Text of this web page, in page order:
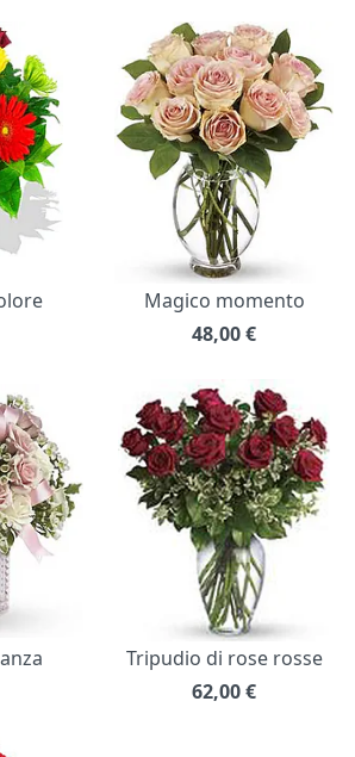
Magico momento
48,00€
Tripudio di rose rosse
62,00€